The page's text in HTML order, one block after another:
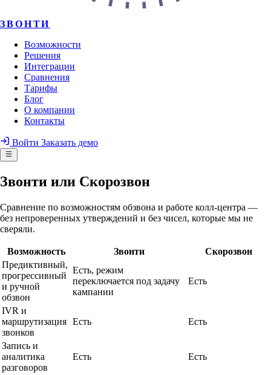
ЗВОНТИ
Возможности
Решения
Интеграции
Сравнения
Тарифы
Блог
О компании
Контакты
Войти Заказать демо
Звонти или Скорозвон
Сравнение по возможностям обзвона и работе колл-центра —
без непроверенных утверждений и без чисел, которые мы не
сверяли.
Возможность Звонти
Скорозвон
Предиктивный,
прогрессивный
и ручной
обзвон
Есть, режим
переключается под задачу
кампании
Есть
IVR и
маршрутизация
звонков
Есть Есть
Запись и
аналитика
разговоров
Есть Есть